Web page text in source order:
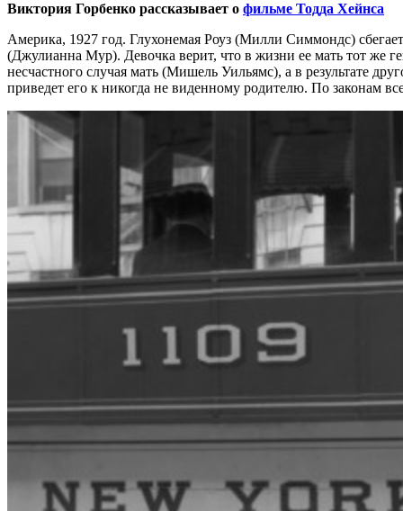
Виктория Горбенко рассказывает о фильме Тодда Хейнса
Америка, 1927 год. Глухонемая Роуз (Милли Симмондс)
(Джулианна Мур). Девочка верит, что в жизни ее мать тот же
несчастного случая мать (Мишель Уильямс), а в результате
приведет его к никогда не виденному родителю. По законам